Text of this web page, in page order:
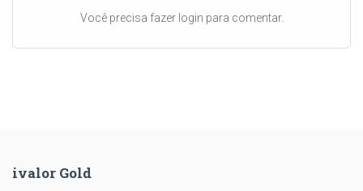
Você precisa fazer login para comentar.
ivalor Gold